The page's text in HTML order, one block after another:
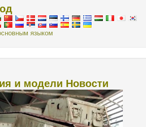
языком
и модели Новости